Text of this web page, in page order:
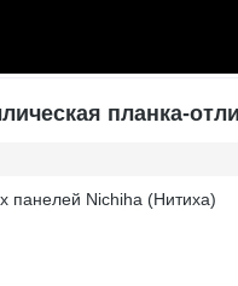
планка-
панелей Nichiha (Нитиха)